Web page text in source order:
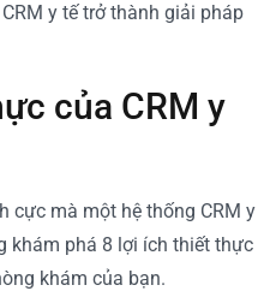
y tế trở thành giải pháp
của CRM y
cực mà một hệ thống CRM y
khám phá 8 lợi ích thiết thực
khám của bạn.